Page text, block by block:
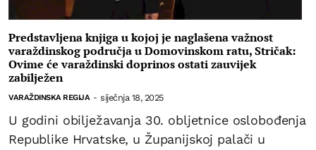
Predstavljena knjiga u kojoj je naglašena važnost
varaždinskog područja u Domovinskom ratu, Stričak:
Ovime će varaždinski doprinos ostati zauvijek
zabilježen
VARAŽDINSKA REGIJA - siječnja 18, 2025
U godini obilježavanja 30. obljetnice oslobođenja
Republike Hrvatske, u Županijskoj palači u